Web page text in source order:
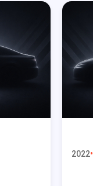
2022